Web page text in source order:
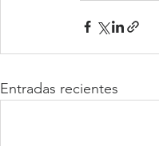
Entradas recientes